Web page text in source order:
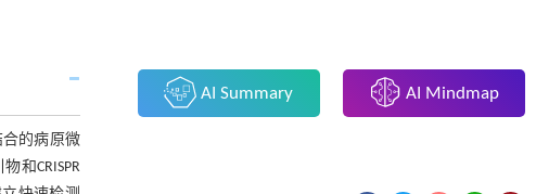
合的病原微
和CRISPR
AI Summary AI Mindmap